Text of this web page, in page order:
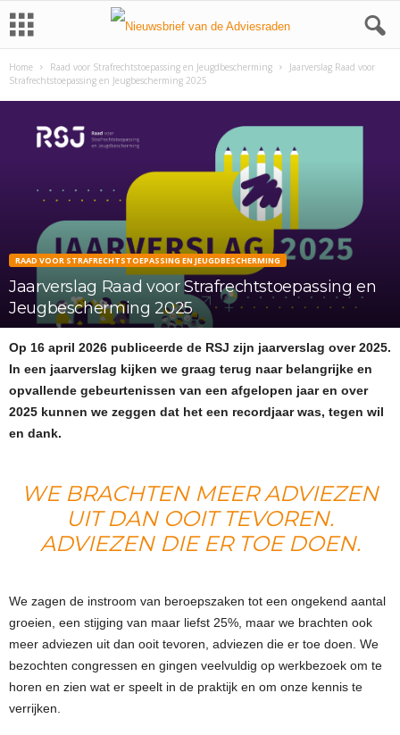
Home Raad voor Strafrechtstoepassing en Jeugdbescherming
Jaarverslag Raad voor
Strafrechtstoepassing en Jeugbescherming 2025
RAAD VOOR STRAFRECHTSTOEPASSING EN JEUGDBESCHERMING
Jaarverslag Raad voor Strafrechtstoepassing en
Jeugbescherming 2025
Op 16 april 2026 publiceerde de RSJ zijn jaarverslag over 2025.
In een jaarverslag kijken we graag terug naar belangrijke en
opvallende gebeurtenissen van een afgelopen jaar en over
2025 kunnen we zeggen dat het een recordjaar was, tegen wil
en dank.
WE BRACHTEN MEER ADVIEZEN
UIT DAN OOIT TEVOREN.
ADVIEZEN DIE ER TOE DOEN.
We zagen de instroom van beroepszaken tot een ongekend aantal
groeien, een stijging van maar liefst 25%, maar we brachten ook
meer adviezen uit dan ooit tevoren, adviezen die er toe doen. We
bezochten congressen en gingen veelvuldig op werkbezoek om te
horen en zien wat er speelt in de praktijk en om onze kennis te
verrijken.